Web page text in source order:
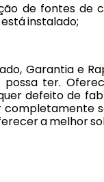
de fontes de
instalado;
Garantia e
ter.
defeito de
a melhor